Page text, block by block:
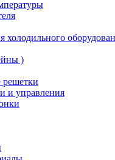
холодильного
)
решетки
и управления